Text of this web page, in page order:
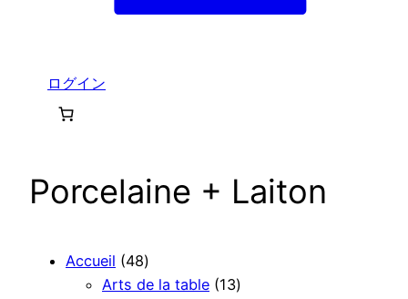
ログイン
Porcelaine + Laiton
Accueil 484
8
Arts de la table 131